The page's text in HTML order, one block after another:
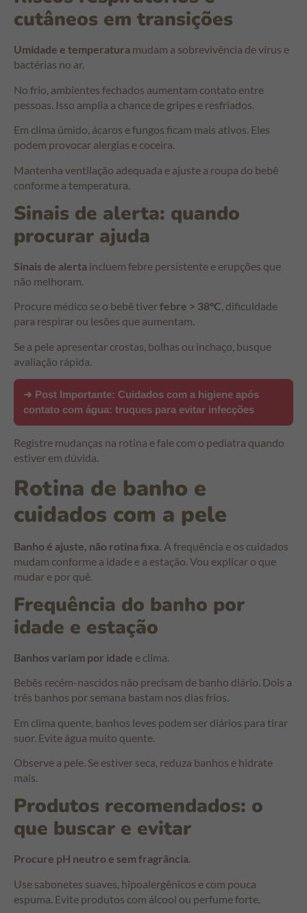
cutâneos em transições
Umidade e temperatura mudam a sobrevivência de vírus e
bactérias no ar.
No frio, ambientes fechados aumentam contato entre
pessoas. Isso amplia a chance de gripes e resfriados.
Em clima úmido, ácaros e fungos ficam mais ativos. Eles
podem provocar alergias e coceira.
Mantenha ventilação adequada e ajuste a roupa do bebê
conforme a temperatura.
Sinais de alerta: quando
procurar ajuda
Sinais de alerta incluem febre persistente e erupções que
não melhoram.
Procure médico se o bebê tiverfebre > 38°C, dificuldade
para respirar ou lesões que aumentam.
Se a pele apresentar crostas, bolhas ou inchaço, busque
avaliação rápida.
➜ Post Importante: Cuidados com a higiene após
contato com água: truques para evitar infecções
Registre mudanças na rotina e fale com o pediatra quando
estiver em dúvida.
Rotina de banho e
cuidados com a pele
Banho é ajuste, não rotina fixa. A frequência e os cuidados
mudam conforme a idade e a estação. Vou explicar o que
mudar e por quê.
Frequência do banho por
idade e estação
Banhos variam por idade e clima.
Bebês recém-nascidos não precisam de banho diário. Dois a
três banhos por semana bastam nos dias frios.
Em clima quente, banhos leves podem ser diários para tirar
suor. Evite água muito quente.
Observe a pele. Se estiver seca, reduza banhos e hidrate
mais.
Produtos recomendados: o
que buscar e evitar
Procure pH neutro e sem fragrância.
Use sabonetes suaves, hipoalergênicos e com pouca
espuma. Evite produtos com álcool ou perfume forte.